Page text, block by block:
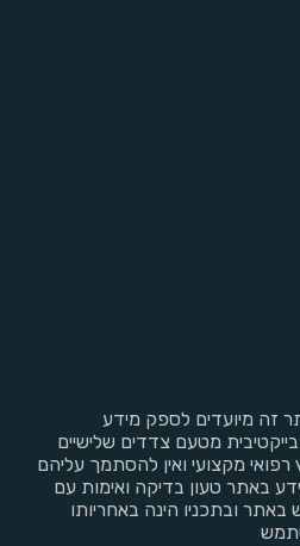
זה מיועדים לספק מידע
מטעם צדדים שלישיים
רפואי מקצועי ואין להסתמך עליהם
באתר טעון בדיקה ואימות עם
באתר ובתכניו הינה באחריותו